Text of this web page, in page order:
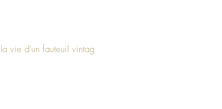
la vie d'un fauteuil vintage